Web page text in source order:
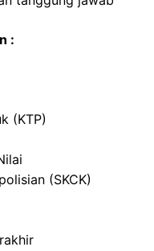
:
(KTP)
(SKCK)